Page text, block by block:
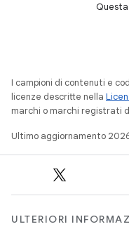
I campioni di contenuti e
licenze descritte nella
marchi o marchi registrati
Ultimo aggiornamento
ULTERIORI